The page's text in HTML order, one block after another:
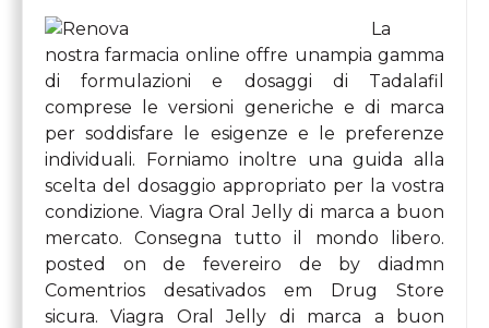
La
nostra farmacia online offre unampia gamma
di formulazioni e dosaggi di Tadalafil
comprese le versioni generiche e di marca
per soddisfare le esigenze e le preferenze
individuali. Forniamo inoltre una guida alla
scelta del dosaggio appropriato per la vostra
condizione. Viagra Oral Jelly di marca a buon
mercato. Consegna tutto il mondo libero.
posted on de fevereiro de by diadmn
Comentrios desativados em Drug Store
sicura. Viagra Oral Jelly di marca a buon